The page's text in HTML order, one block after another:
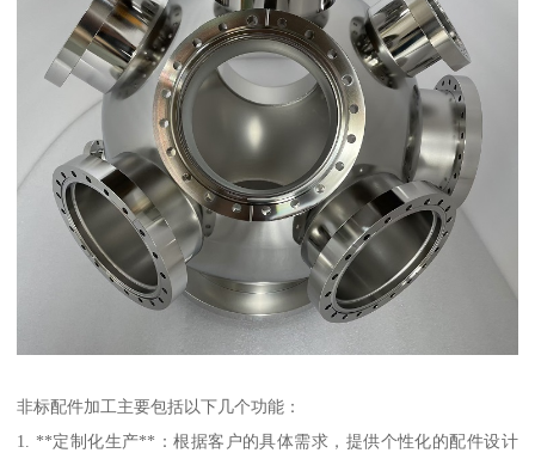
非标配件加工主要包括以下几个功能：
1. **定制化生产**：根据客户的具体需求，提供个性化的配件设计